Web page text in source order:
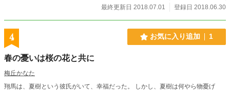
最終更新日 2018.07.01
登録日 2018.06.30
4 お気に入り追加 1
春の憂いは桜の花と共に
梅丘かなた
翔馬は、夏樹という彼氏がいて、幸福だった。 しかし、夏樹は何やら物憂げ